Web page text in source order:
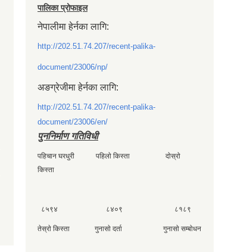
पालिका प्रोफाइल
नेपालीमा हेर्नका लागि:
http://202.51.74.207/recent-palika-
document/23006/np/
अङग्रेजीमा हेर्नका लागि:
http://202.51.74.207/recent-palika-
document/23006/en/
पुननिर्माण गतिविधी
पहिचान घरधुरी पहिलाे किस्ता दाेस्राे
किस्ता
८५९४ ८४०९ ८१८९
तेस्राे किस्ता गुनासाे दर्ता गुनासाे सम्बाेधन